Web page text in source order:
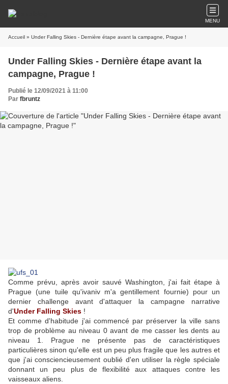
MENU
Accueil » Under Falling Skies - Dernière étape avant la campagne, Prague !
Under Falling Skies - Dernière étape avant la
campagne, Prague !
Publié le 12/09/2021 à 11:00
Par fbruntz
Comme prévu, après avoir sauvé Washington, j'ai fait étape à
Prague (une tuile qu'ivaniv m'a gentillement fournie) pour un
dernier challenge avant d'attaquer la campagne narrative
d'Under Falling Skies !
Et comme d'habitude j'ai commencé par préserver la ville sans
trop de problème au niveau 0 avant de me casser les dents au
niveau 1. Prague ne présente pas de caractéristiques
particulières sinon qu'elle est un peu plus fragile que les autres et
que j'ai consciencieusement oublié d'en utiliser la règle spéciale
donnant un peu plus de flexibilité aux attaques contre les
vaisseaux aliens.